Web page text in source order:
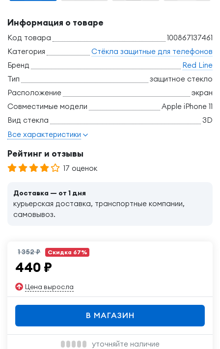
Информация о товаре
Код товара
100867137461
Категория
Стёкла защитные для телефонов
Бренд
Red Line
Тип
защитное стекло
Расположение
экран
Совместимые модели
Apple iPhone 11
Вид стекла
3D
Все характеристики
Рейтинг и отзывы
17 оценок
Доставка — от 1 дня
курьерская доставка, транспортные компании,
самовывоз.
1 352 ₽ Скидка 67%
440 ₽
Цена выросла
В МАГАЗИН
уточняйте наличие